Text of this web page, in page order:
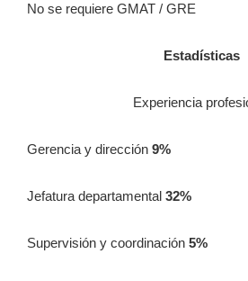
No se requiere GMAT / GRE
Estadísticas
Experiencia
Gerencia y dirección 9%
Jefatura departamental 32%
Supervisión y coordinación 5%